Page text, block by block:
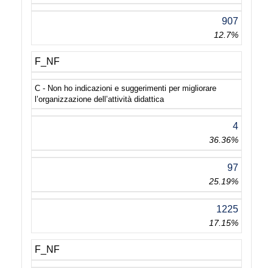
907
12.7%
F_NF
C - Non ho indicazioni e suggerimenti per migliorare
l’organizzazione dell’attività didattica
4
36.36%
97
25.19%
1225
17.15%
F_NF